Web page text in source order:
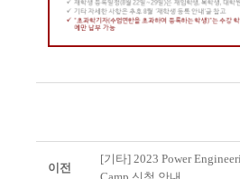
이전
[기타] 2023 Power